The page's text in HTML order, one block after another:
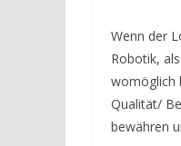
Wenn der
Robotik,
womöglich
Qualität/
bewähren